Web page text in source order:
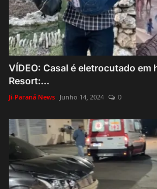
VÍDEO: Casal é eletrocutado em
Resort:...
Ji-Paraná News Junho 14, 2024 0